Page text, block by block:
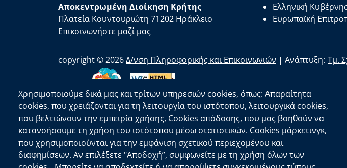
Αποκεντρωμένη Διοίκηση Κρήτης
Πλατεία Κουντουριώτη 71202 Ηράκλειο
Επικοινωνήστε μαζί μας
Ελληνική
Ευρωπαϊκή
Χρησιμοποιούμε δικά μας και τρίτων υπηρεσιών cookies, όπως: Απαραίτητα
cookies, που χρειάζονται για τη λειτουργία του ιστότοπου, λειτουργικά cookies,
που βελτιώνουν την εμπειρία χρήσης, Cookies απόδοσης, που μας βοηθούν να
κατανοήσουμε τη χρήση του ιστότοπου μέσω στατιστικών. Cookies μάρκετινγκ,
που χρησιμοποιούνται για την εμφάνιση σχετικού περιεχομένου και
διαφημίσεων. Αν επιλέξετε "Αποδοχή”, συμφωνείτε με τη χρήση όλων των
copyright © 2026Δ/νση Πληροφορικής και Επικοινωνιών | Ανάπτυξη: Τμ.